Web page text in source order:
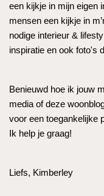
een kijkje in mijn eigen
mensen een kijkje in
nodige interieur &
inspiratie en ook foto's
Benieuwd hoe ik jouw
media of deze
voor een toegankelijke
Ik help je graag!
Liefs, Kimberley